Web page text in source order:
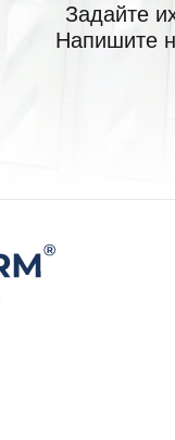
Задайте
Напишите